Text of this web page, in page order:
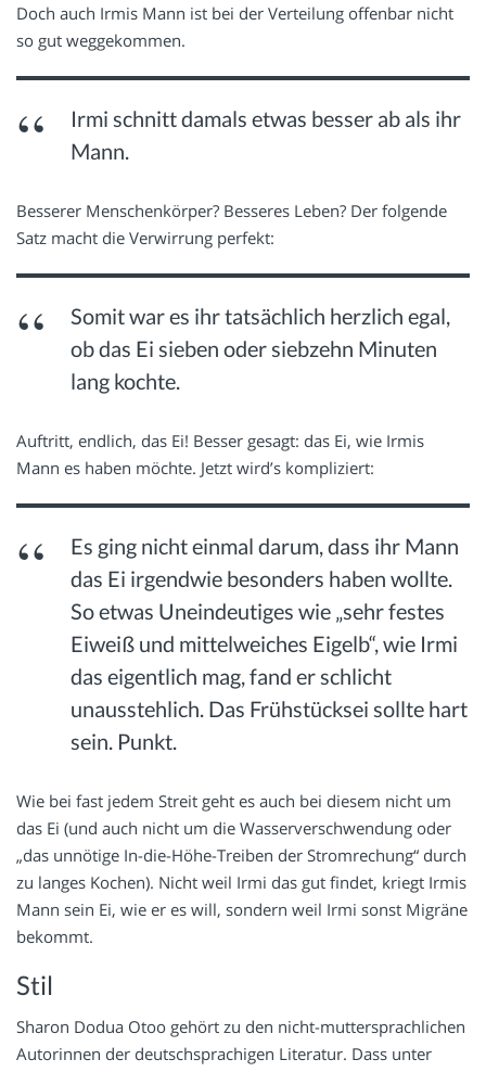
Doch auch Irmis Mann ist bei der Verteilung offenbar nicht
so gut weggekommen.
Irmi schnitt damals etwas besser ab als ihr
Mann.
Besserer Menschenkörper? Besseres Leben? Der folgende
Satz macht die Verwirrung perfekt:
Somit war es ihr tatsächlich herzlich egal,
ob das Ei sieben oder siebzehn Minuten
lang kochte.
Auftritt, endlich, das Ei! Besser gesagt: das Ei, wie Irmis
Mann es haben möchte. Jetzt wird’s kompliziert:
Es ging nicht einmal darum, dass ihr Mann
das Ei irgendwie besonders haben wollte.
So etwas Uneindeutiges wie „sehr festes
Eiweiß und mittelweiches Eigelb“, wie Irmi
das eigentlich mag, fand er schlicht
unausstehlich. Das Frühstücksei sollte hart
sein. Punkt.
Wie bei fast jedem Streit geht es auch bei diesem nicht um
das Ei (und auch nicht um die Wasserverschwendung oder
„das unnötige In-die-Höhe-Treiben der Stromrechung“ durch
zu langes Kochen). Nicht weil Irmi das gut findet, kriegt Irmis
Mann sein Ei, wie er es will, sondern weil Irmi sonst Migräne
bekommt.
Stil
Sharon Dodua Otoo gehört zu den nicht-muttersprachlichen
Autorinnen der deutschsprachigen Literatur. Dass unter